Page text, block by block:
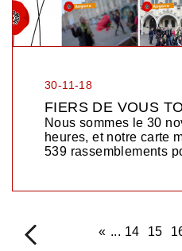
30-11-18
FIERS DE VOUS
Nous sommes le 30
heures, et notre carte
539 rassemblements
« ... 14 15